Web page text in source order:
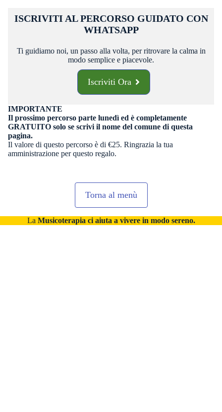
ISCRIVITI AL PERCORSO GUIDATO CON
WHATSAPP
Ti guidiamo noi, un passo alla volta, per ritrovare la calma in
modo semplice e piacevole.
Iscriviti Ora
IMPORTANTE
Il prossimo percorso parte lunedì ed è completamente
GRATUITO solo se scrivi il nome del comune di questa
pagina.
Il valore di questo percorso è di €25. Ringrazia la tua
amministrazione per questo regalo.
Torna al menù
La Musicoterapia ci aiuta a vivere in modo sereno.